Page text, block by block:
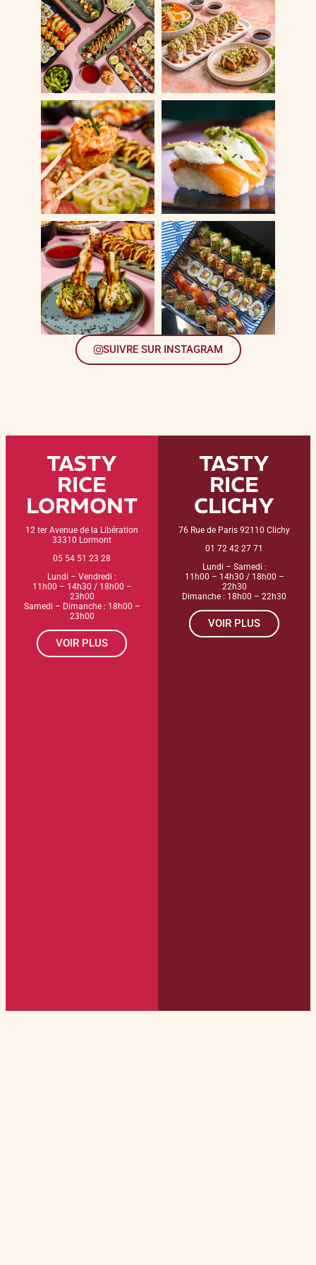
SUIVRE SUR INSTAGRAM
TASTY
RICE
LORMONT
12 ter Avenue de la Libération
33310 Lormont
05 54 51 23 28
Lundi – Vendredi :
11h00 – 14h30 / 18h00 –
23h00
Samedi – Dimanche : 18h00 –
23h00
VOIR PLUS
TASTY
RICE
CLICHY
76 Rue de Paris 92110 Clichy
01 72 42 27 71
Lundi – Samedi :
11h00 – 14h30 / 18h00 –
22h30
Dimanche : 18h00 – 22h30
VOIR PLUS